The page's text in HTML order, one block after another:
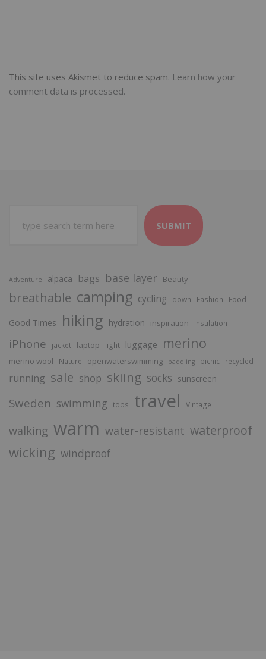
This site uses Akismet to reduce spam. Learn how your
comment data is processed.
SUBMIT
Adventure alpaca bags base layer Beauty
breathable camping cycling down Fashion Food
Good Times hiking hydration inspiration insulation
iPhone jacket laptop light luggage merino
merino wool Nature openwaterswimming paddling picnic recycled
running sale shop skiing socks sunscreen
Sweden swimming tops travel Vintage
walking warm water-resistant waterproof
wicking windproof